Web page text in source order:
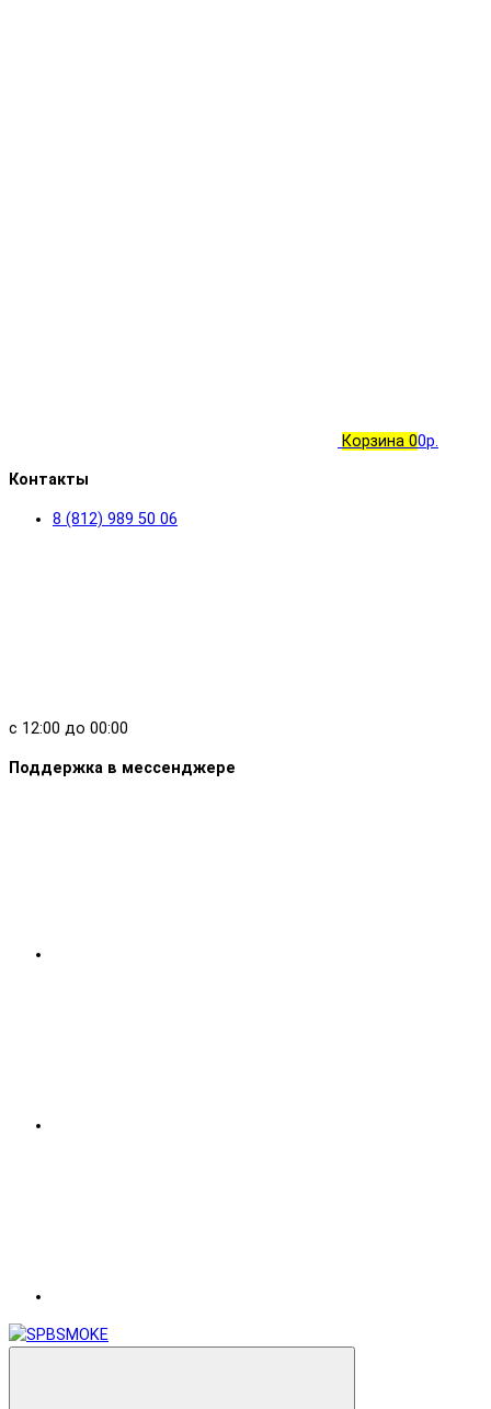
Корзина 00р.
Контакты
8 (812) 989 50 06
с 12:00 до 00:00
Поддержка в мессенджере